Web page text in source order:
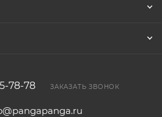
78-78 ЗАКАЗАТЬ ЗВОНОК